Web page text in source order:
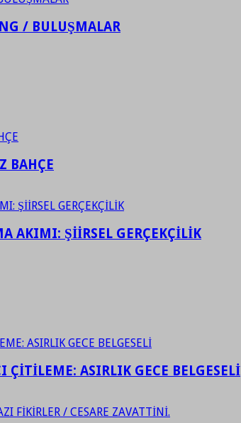
/ BULUŞMALAR
BAHÇE
AKIMI: ŞİİRSEL GERÇEKÇİLİK
ÇİTİLEME: ASIRLIK GECE BELGESELİ